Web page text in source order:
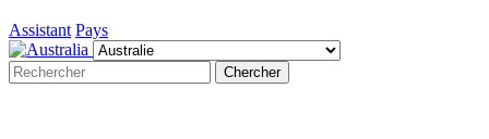
Assistant Pays
Chercher